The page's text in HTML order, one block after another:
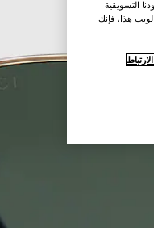
التسويقية
هذا، فإنك